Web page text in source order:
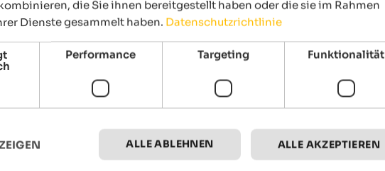
die Sie ihnen bereitgestellt haben oder die sie im Rahmen
Dienste gesammelt haben. Datenschutzrichtlinie
Performance Targeting Funktionalität
ALLE AKZEPTIEREN
ALLE ABLEHNEN